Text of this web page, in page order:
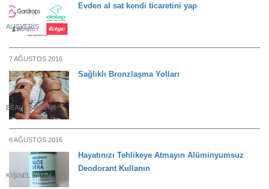
ALIŞVERIŞ
Evden al sat kendi ticaretini yap
7 AĞUSTOS 2016
BEAUTY HACKS
Sağlıklı Bronzlaşma Yolları
6 AĞUSTOS 2016
KIŞISEL BAKIM
Hayatınızı Tehlikeye Atmayın Alüminyumsuz
Deodorant Kullanın